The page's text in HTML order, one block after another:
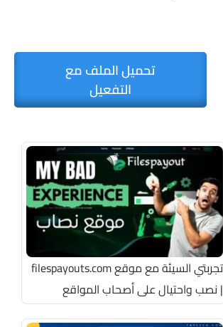
تحميل الملف مع
التفعيل
تجربتي السيئة مع موقع filespayouts.com
| نصب واحتيال على أصحاب المواقع